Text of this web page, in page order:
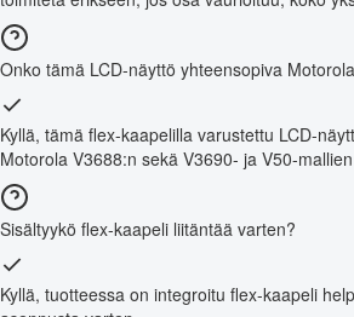
Onko tämä LCD-näyttö yhteensopiva
Kyllä, tämä flex-kaapelilla varustettu LCD-
Motorola V3688:n sekä V3690- ja V50-
Sisältyykö flex-kaapeli liitäntää varten?
Kyllä, tuotteessa on integroitu flex-kaapeli